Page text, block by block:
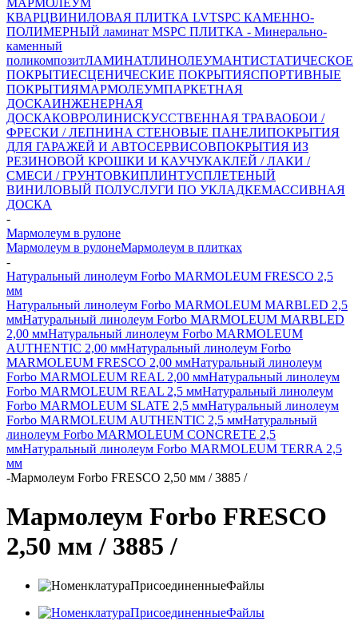
МАРМОЛЕУМ
КВАРЦВИНИЛОВАЯ ПЛИТКА LVTSPC КАМЕННО-
ПОЛИМЕРНЫЙ ламинат MSPC ПЛИТКА - Минерально-
каменный
поликомпозитЛАМИНАТЛИНОЛЕУМАНТИСТАТИЧЕСКОЕ
ПОКРЫТИЕСЦЕНИЧЕСКИЕ ПОКРЫТИЯСПОРТИВНЫЕ
ПОКРЫТИЯМАРМОЛЕУМПАРКЕТНАЯ
ДОСКАИНЖЕНЕРНАЯ
ДОСКАКОВРОЛИНИСКУССТВЕННАЯ ТРАВАОБОИ /
ФРЕСКИ / ЛЕПНИНА СТЕНОВЫЕ ПАНЕЛИПОКРЫТИЯ
ДЛЯ ГАРАЖЕЙ И АВТОСЕРВИСОВПОКРЫТИЯ ИЗ
РЕЗИНОВОЙ КРОШКИ И КАУЧУКАКЛЕЙ / ЛАКИ /
СМЕСИ / ГРУНТОВКИПЛИНТУСПЛЕТЕНЫЙ
ВИНИЛОВЫЙ ПОЛУСЛУГИ ПО УКЛАДКЕМАССИВНАЯ
ДОСКА
-
Мармолеум в рулоне
Мармолеум в рулонеМармолеум в плитках
-
Натуральный линолеум Forbo MARMOLEUM FRESCO 2,5
мм
Натуральный линолеум Forbo MARMOLEUM MARBLED 2,5
ммНатуральный линолеум Forbo MARMOLEUM MARBLED
2,00 ммНатуральный линолеум Forbo MARMOLEUM
AUTHENTIC 2,00 ммНатуральный линолеум Forbo
MARMOLEUM FRESCO 2,00 ммНатуральный линолеум
Forbo MARMOLEUM REAL 2,00 ммНатуральный линолеум
Forbo MARMOLEUM REAL 2,5 ммНатуральный линолеум
Forbo MARMOLEUM SLATE 2,5 ммНатуральный линолеум
Forbo MARMOLEUM AUTHENTIC 2,5 ммНатуральный
линолеум Forbo MARMOLEUM CONCRETE 2,5
ммНатуральный линолеум Forbo MARMOLEUM TERRA 2,5
мм
-Мармолеум Forbo FRESCO 2,50 мм / 3885 /
Мармолеум Forbo FRESCO
2,50 мм / 3885 /